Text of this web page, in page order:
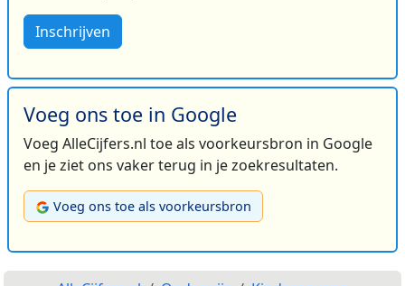
Inschrijven
Voeg ons toe in Google
Voeg AlleCijfers.nl toe als voorkeursbron in Google
en je ziet ons vaker terug in je zoekresultaten.
Voeg ons toe als voorkeursbron